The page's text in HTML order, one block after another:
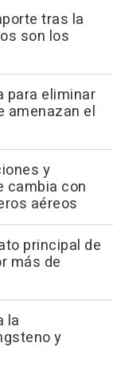
tras la
son los
para eliminar
amenazan el
y
cambia con
aéreos
principal de
más de
la
y